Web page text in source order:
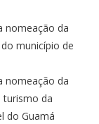
nomeação da
município de
nomeação da
turismo da
do Guamá